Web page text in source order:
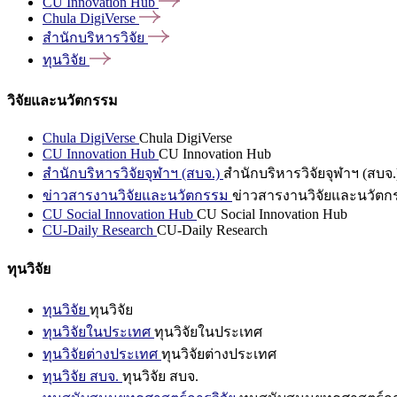
Chula DigiVerse
สำนักบริหารวิจัย
ทุนวิจัย
วิจัยและนวัตกรรม
Chula DigiVerse Chula DigiVerse
CU Innovation Hub CU Innovation Hub
สำนักบริหารวิจัยจุฬาฯ (สบจ.) สำนักบริหารวิจัยจุฬาฯ (สบจ
ข่าวสารงานวิจัยและนวัตกรรม ข่าวสารงานวิจัยและนวัตก
CU Social Innovation Hub CU Social Innovation Hub
CU-Daily Research CU-Daily Research
ทุนวิจัย
ทุนวิจัย ทุนวิจัย
ทุนวิจัยในประเทศ ทุนวิจัยในประเทศ
ทุนวิจัยต่างประเทศ ทุนวิจัยต่างประเทศ
ทุนวิจัย สบจ. ทุนวิจัย สบจ.